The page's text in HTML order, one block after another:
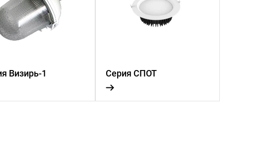
Визирь-1 Серия СПОТ